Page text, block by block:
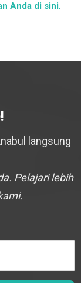
Anda di sini.
langsung
Pelajari lebih